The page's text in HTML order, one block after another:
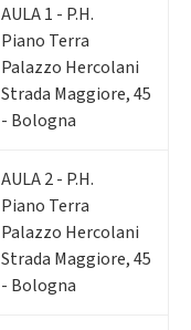
AULA 1 - P.H.
Piano Terra
Palazzo Hercolani
Strada Maggiore, 45
- Bologna
AULA 2 - P.H.
Piano Terra
Palazzo Hercolani
Strada Maggiore, 45
- Bologna